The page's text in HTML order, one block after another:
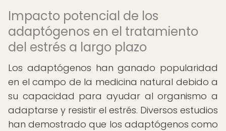
Impacto potencial de los
adaptógenos en el tratamiento
del estrés a largo plazo
Los adaptógenos han ganado popularidad
en el campo de la medicina natural debido a
su capacidad para ayudar al organismo a
adaptarse y resistir el estrés. Diversos estudios
han demostrado que los adaptógenos como